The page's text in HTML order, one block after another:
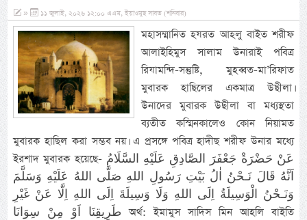
» ১১ জুলাই, ২০২৬ ১২:০০ এএম, ইয়াওমুছ সাবত (শনিবার)
মহাসম্মানিত হযরত আহলু বাইত শরীফ
আলাইহিমুস সালাম উনারাই পবিত্র
রিযামন্দি-সন্তুষ্টি, মুহব্বত-মা’রিফাত
মুবারক হাছিলের একমাত্র উছীলা।
উনাদের মুবারক উছীলা বা মধ্যস্থতা
ব্যতীত কস্মিনকালেও কোন নিয়ামত
মুবারক হাছিল করা সম্ভব নয়। এ প্রসঙ্গে পবিত্র হাদীছ শরীফ উনার মধ্যে
ইরশাদ মুবারক হয়েছে- عَنْ حَضْرَةْ جَعْفَرَ الصَّادِقِ عَلَيْهِ السَّلَامُ
اَنَّهُ قَالَ نَـحْنُ اٰلُ بَيْتِ رَسُولِ اللهِ صَلَّى اللهُ عَلَيْهِ وَسَلَّمَ
وَنَـحْنُ الْوَسِيلَةُ اِلَى اللهِ وَلَا وَسِيلَةَ اِلَى اللهِ اِلَّا عَنْ غَيْرِ
طَرِيقِنَا اَوْ مِنْ سِوَانَا অর্থ: ইমামুস সাদিস মিন আহলি বাইতি